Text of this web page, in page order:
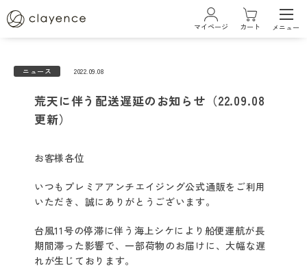
ブランド
クレイエンスについて
ベストコスメ受賞履歴
商品一覧
マイページ カート メニュー
ニュース 2022.09.08
荒天に伴う配送遅延のお知らせ（22.09.08
更新）
お客様各位
いつもプレミアアンチエイジング公式通販をご利用
いただき、誠にありがとうございます。
台風11号の停滞に伴う海上シケにより船便運航が長
期間滞った影響で、一部荷物のお届けに、大幅な遅
れが生じております。